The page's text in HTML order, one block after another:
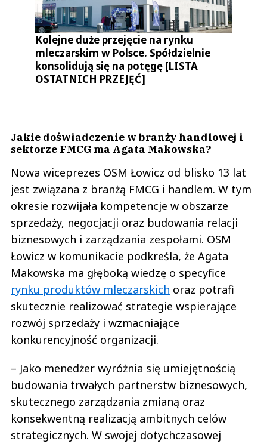
Kolejne duże przejęcie na rynku
mleczarskim w Polsce. Spółdzielnie
konsolidują się na potęgę [LISTA
OSTATNICH PRZEJĘĆ]
Jakie doświadczenie w branży handlowej i
sektorze FMCG ma Agata Makowska?
Nowa wiceprezes OSM Łowicz od blisko 13 lat
jest związana z branżą FMCG i handlem. W tym
okresie rozwijała kompetencje w obszarze
sprzedaży, negocjacji oraz budowania relacji
biznesowych i zarządzania zespołami. OSM
Łowicz w komunikacie podkreśla, że Agata
Makowska ma głęboką wiedzę o specyfice
rynku produktów mleczarskich oraz potrafi
skutecznie realizować strategie wspierające
rozwój sprzedaży i wzmacniające
konkurencyjność organizacji.
– Jako menedżer wyróżnia się umiejętnością
budowania trwałych partnerstw biznesowych,
skutecznego zarządzania zmianą oraz
konsekwentną realizacją ambitnych celów
strategicznych. W swojej dotychczasowej